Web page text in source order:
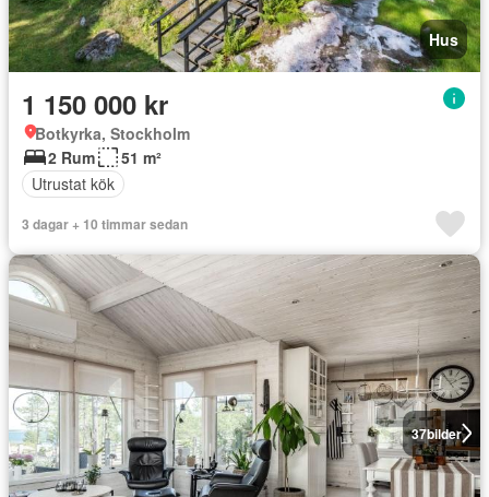
Hus
1 150 000 kr
Botkyrka, Stockholm
2 Rum
51 m²
Utrustat kök
3 dagar + 10 timmar sedan
37bilder